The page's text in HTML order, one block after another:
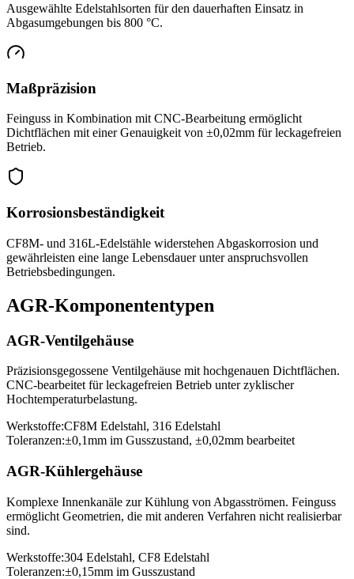
Ausgewählte Edelstahlsorten für den dauerhaften Einsatz in
Abgasumgebungen bis 800 °C.
Maßpräzision
Feinguss in Kombination mit CNC-Bearbeitung ermöglicht
Dichtflächen mit einer Genauigkeit von ±0,02mm für leckagefreien
Betrieb.
Korrosionsbeständigkeit
CF8M- und 316L-Edelstähle widerstehen Abgaskorrosion und
gewährleisten eine lange Lebensdauer unter anspruchsvollen
Betriebsbedingungen.
AGR-Komponententypen
AGR-Ventilgehäuse
Präzisionsgegossene Ventilgehäuse mit hochgenauen Dichtflächen.
CNC-bearbeitet für leckagefreien Betrieb unter zyklischer
Hochtemperaturbelastung.
Werkstoffe:CF8M Edelstahl, 316 Edelstahl
Toleranzen:±0,1mm im Gusszustand, ±0,02mm bearbeitet
AGR-Kühlergehäuse
Komplexe Innenkanäle zur Kühlung von Abgasströmen. Feinguss
ermöglicht Geometrien, die mit anderen Verfahren nicht realisierbar
sind.
Werkstoffe:304 Edelstahl, CF8 Edelstahl
Toleranzen:±0,15mm im Gusszustand